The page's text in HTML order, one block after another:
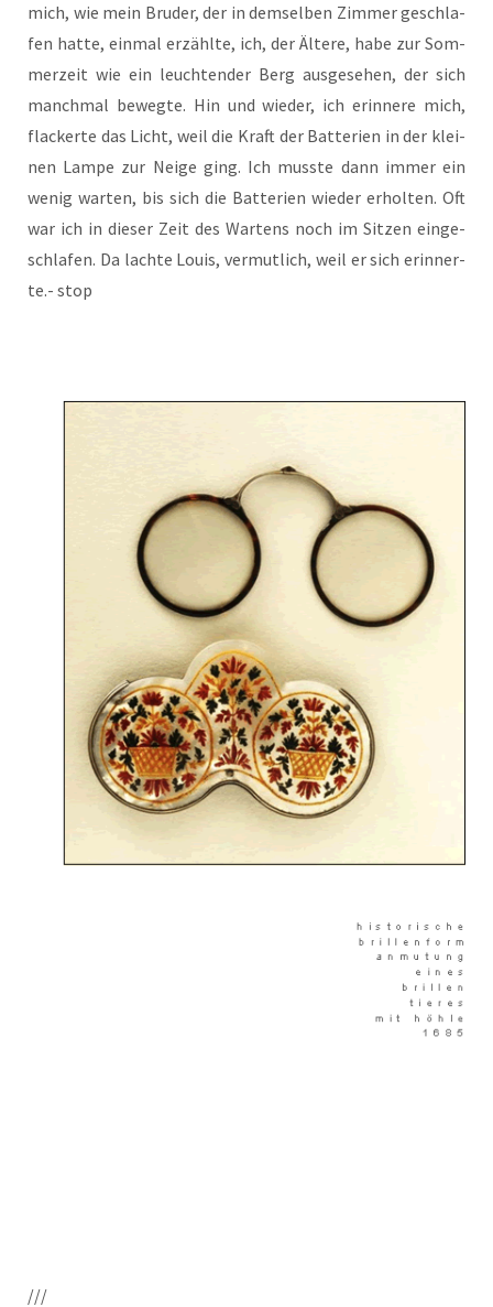
mich, wie mein Bru­der, der in dem­sel­ben Zim­mer geschla­
fen hat­te, ein­mal erzähl­te, ich, der Älte­re, habe zur Som­
mer­zeit wie ein leuch­ten­der Berg aus­ge­se­hen, der sich
manch­mal beweg­te. Hin und wie­der, ich erin­ne­re mich,
fla­cker­te das Licht, weil die Kraft der Bat­te­rien in der klei­
nen Lam­pe zur Nei­ge ging. Ich muss­te dann immer ein
wenig war­ten, bis sich die Bat­te­rien wie­der erhol­ten. Oft
war ich in die­ser Zeit des War­tens noch im Sit­zen ein­ge­
schla­fen. Da lach­te Lou­is, ver­mut­lich, weil er sich erin­ner­
te.- stop
///